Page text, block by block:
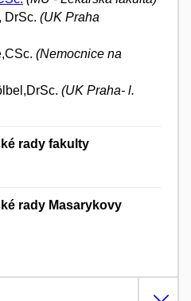
DrSc. (UK Praha
(Nemocnice na
(UK Praha- l.
rady fakulty
rady Masarykovy